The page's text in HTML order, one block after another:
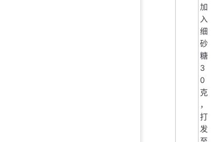
加
入
细
砂
糖
3
0
克
，
打
发